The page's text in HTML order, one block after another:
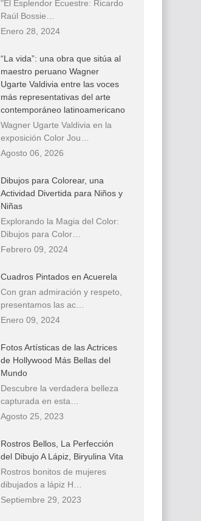
"El Esplendor Ecuestre: Ricardo
Raúl Bossie…
Enero 28, 2024
“La vida”: una obra que sitúa al
maestro peruano Wagner
Ugarte Valdivia entre las voces
más representativas del arte
contemporáneo latinoamericano
Wagner Ugarte Valdivia en la
exposición Color Jou…
Agosto 06, 2026
Dibujos para Colorear, una
Actividad Divertida para Niños y
Niñas
Explorando la Magia del Color:
Dibujos para Color…
Febrero 09, 2024
Cuadros Pintados en Acuerela
Con gran admiración y respeto,
presentamos las ac…
Enero 09, 2024
Fotos Artísticas de las Actrices
de Hollywood Más Bellas del
Mundo
Descubre la verdadera belleza
capturada en esta…
Agosto 25, 2023
Rostros Bellos, La Perfección
del Dibujo A Lápiz, Biryulina Vita
Rostros bonitos de mujeres
dibujados a lápiz H…
Septiembre 29, 2023